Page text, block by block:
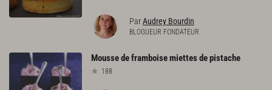
ParAudrey Bourdin
BLOGUEUR FONDATEUR
Moussedeframboisemiettesdepistache
188